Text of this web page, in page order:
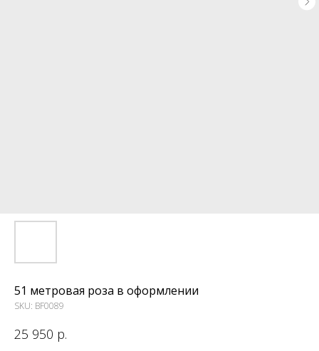
51 метровая роза в оформлении
SKU: BF0089
25 950 р.